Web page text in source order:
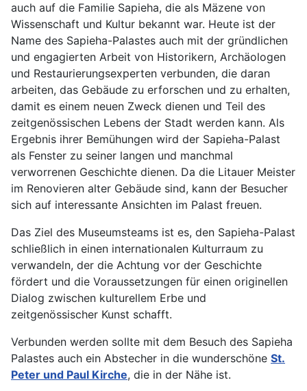
auch auf die Familie Sapieha, die als Mäzene von
Wissenschaft und Kultur bekannt war. Heute ist der
Name des Sapieha-Palastes auch mit der gründlichen
und engagierten Arbeit von Historikern, Archäologen
und Restaurierungsexperten verbunden, die daran
arbeiten, das Gebäude zu erforschen und zu erhalten,
damit es einem neuen Zweck dienen und Teil des
zeitgenössischen Lebens der Stadt werden kann. Als
Ergebnis ihrer Bemühungen wird der Sapieha-Palast
als Fenster zu seiner langen und manchmal
verworrenen Geschichte dienen. Da die Litauer Meister
im Renovieren alter Gebäude sind, kann der Besucher
sich auf interessante Ansichten im Palast freuen.
Das Ziel des Museumsteams ist es, den Sapieha-Palast
schließlich in einen internationalen Kulturraum zu
verwandeln, der die Achtung vor der Geschichte
fördert und die Voraussetzungen für einen originellen
Dialog zwischen kulturellem Erbe und
zeitgenössischer Kunst schafft.
Verbunden werden sollte mit dem Besuch des Sapieha
Palastes auch ein Abstecher in die wunderschöne St.
Peter und Paul Kirche, die in der Nähe ist.